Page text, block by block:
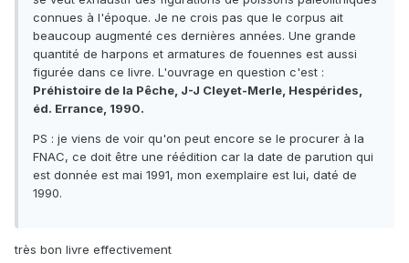
connues à l'époque. Je ne crois pas que le corpus ait
beaucoup augmenté ces dernières années. Une grande
quantité de harpons et armatures de fouennes est aussi
figurée dans ce livre. L'ouvrage en question c'est :
Préhistoire de la Pêche, J-J Cleyet-Merle, Hespérides,
éd. Errance, 1990.
PS : je viens de voir qu'on peut encore se le procurer à la
FNAC, ce doit être une réédition car la date de parution qui
est donnée est mai 1991, mon exemplaire est lui, daté de
1990.
très bon livre effectivement